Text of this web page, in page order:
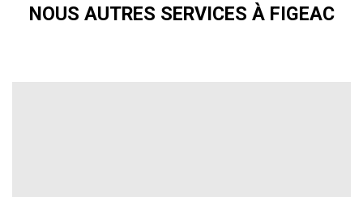
NOUS AUTRES SERVICES À FIGEAC